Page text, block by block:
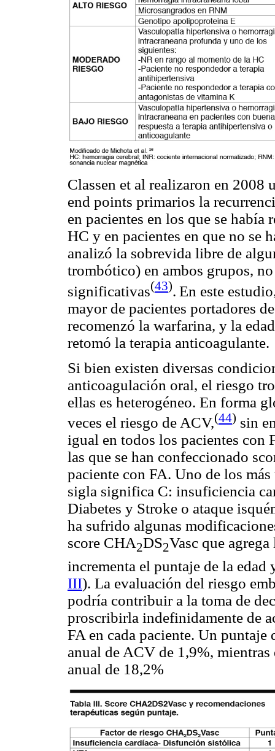
Classen et al realizaron en 2008
end points primarios la
en pacientes en los que se
HC y en pacientes en que no se
analizó la sobrevida libre de
trombótico) en ambos grupos,
significativas(43). En este
mayor de pacientes portadores
recomenzó la warfarina, y la
retomó la terapia anticoagulante.
Si bien existen diversas
anticoagulación oral, el riesgo
ellas es heterogéneo. En forma
veces el riesgo de ACV,(44) sin
igual en todos los pacientes con
las que se han confeccionado
paciente con FA. Uno de los
sigla significa C: insuficiencia
Diabetes y Stroke o ataque
ha sufrido algunas
score CHA2DS2Vasc que
incrementa el puntaje de la
III). La evaluación del riesgo
podría contribuir a la toma de
proscribirla indefinidamente de
FA en cada paciente. Un
anual de ACV de 1,9%,
anual de 18,2%